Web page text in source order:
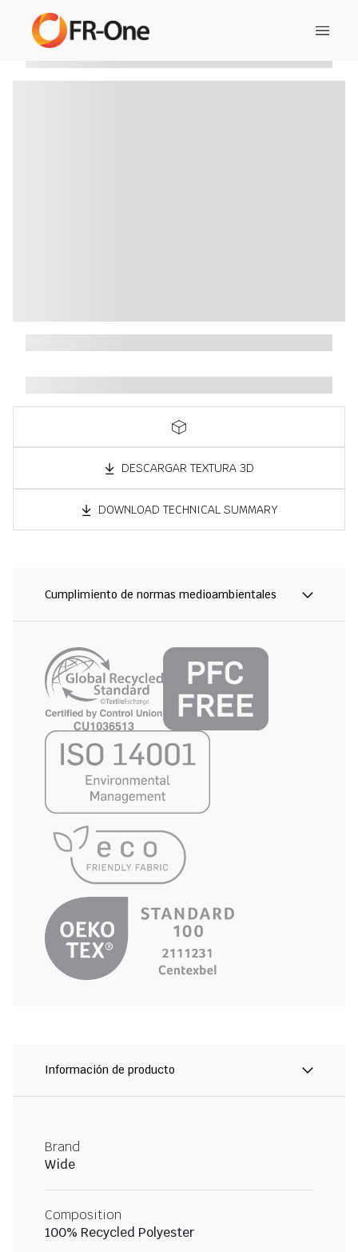
DESCARGAR TEXTURA 3D
DOWNLOAD TECHNICAL SUMMARY
Cumplimiento de normas medioambientales
Información de producto
Brand
Wide
Composition
100% Recycled Polyester